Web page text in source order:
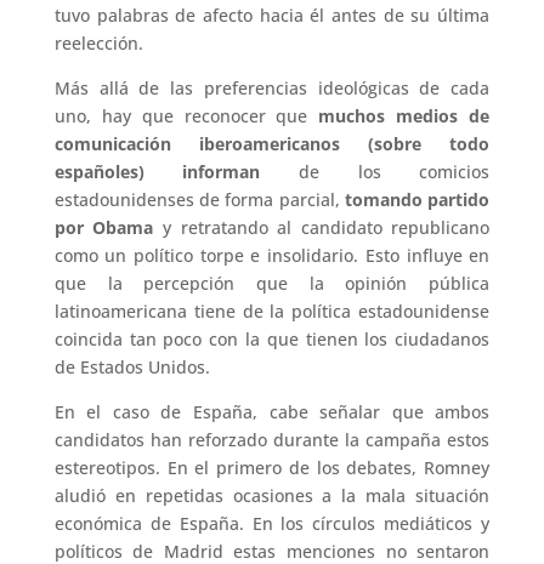
tuvo palabras de afecto hacia él antes de su última
reelección.
Más allá de las preferencias ideológicas de cada
uno, hay que reconocer que muchos medios de
comunicación iberoamericanos (sobre todo
españoles) informan de los comicios
estadounidenses de forma parcial, tomando partido
por Obama y retratando al candidato republicano
como un político torpe e insolidario. Esto influye en
que la percepción que la opinión pública
latinoamericana tiene de la política estadounidense
coincida tan poco con la que tienen los ciudadanos
de Estados Unidos.
En el caso de España, cabe señalar que ambos
candidatos han reforzado durante la campaña estos
estereotipos. En el primero de los debates, Romney
aludió en repetidas ocasiones a la mala situación
económica de España. En los círculos mediáticos y
políticos de Madrid estas menciones no sentaron